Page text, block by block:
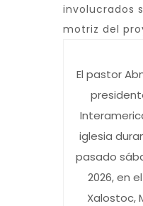
involucrados
motriz del
El pastor
iglesia
pasado
2026, en
Xalostoc,